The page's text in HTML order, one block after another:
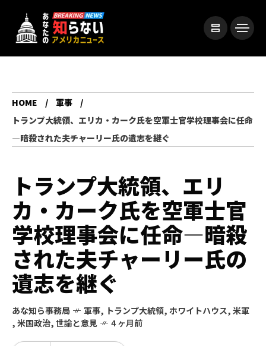
HOME
軍事
トランプ大統領、エリカ・カーク氏を空軍士官学校理事会に任命
―暗殺された夫チャーリー氏の遺志を継ぐ
トランプ大統領、エリ
カ・カーク氏を空軍士官
学校理事会に任命―暗殺
された夫チャーリー氏の
遺志を継ぐ
あな知ら事務局 軍事, トランプ大統領, ホワイトハウス, 米軍
, 米国政治, 世論と意見 4 ヶ月前